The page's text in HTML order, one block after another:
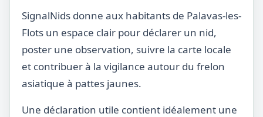
SignalNids donne aux habitants de Palavas-les-
Flots un espace clair pour déclarer un nid,
poster une observation, suivre la carte locale
et contribuer à la vigilance autour du frelon
asiatique à pattes jaunes.
Une déclaration utile contient idéalement une